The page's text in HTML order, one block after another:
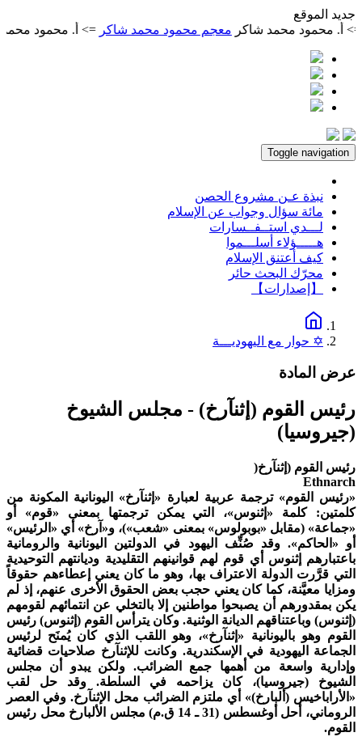
الموقع
معجم محمود محمد شاكر=> أ. محمود محمد محمود محمد شاكر
Toggle navigation
نبذة عـن مشروع الحصن
مائة سؤال وجواب عن الإسلام
لـــدي استــفــسارات
هـــــؤلاء أسلـــموا
كيف أعتنق الإسلام
محرّك البحث حائر
【إصدارات】
✡ حوار مع اليهوديـــة
المادة
القوم (إثنآرخ) - مجلس الشيوخ
القوم (إثنآرخ(
القوم» ترجمة عربية لعبارة «إثنآرخ» اليونانية المكونة من
كلمة «إثنوس»، التي يمكن ترجمتها بمعنى «قوم» أو
(مقابل «بوبولوس» بمعنى «شعب»)، و«آرخ» أي «الرئيس»
«الحاكم». وقد صُنِّف اليهود في الدولتين اليونانية والرومانية
إثنوس أي قوم لهم قوانينهم التقليدية وديانتهم التوحيدية
قرَّرت الدولة الاعتراف بها، وهو ما كان يعني إعطاءهم حقوقاً
معيَّنة، كما كان يعني حجب بعض الحقوق الأخرى عنهم، إذ لم
بمقدورهم أن يصبحوا مواطنين إلا بالتخلي عن انتمائهم لقومهم
وباعتناقهم الديانة الوثنية. وكان يترأس القوم (إثنوس) رئيس
وهو باليونانية «إثنآرخ»، وهو اللقب الذي كان يُمنَح لرئيس
اليهودية في الإسكندرية. وكانت للإثنآرخ صلاحيات قضائية
واسعة من أهمها جمع الضرائب. ولكن يبدو أن مجلس
(جيروسيا)، كان يزاحمه في السلطة. وقد حل لقب
(ألبارخ)» أي ملتزم الضرائب محل الإثنآرخ. وفي العصر
الروماني، أحل أوغسطس (31 ـ 14 ق.م) مجلس الألبارخ محل رئيس